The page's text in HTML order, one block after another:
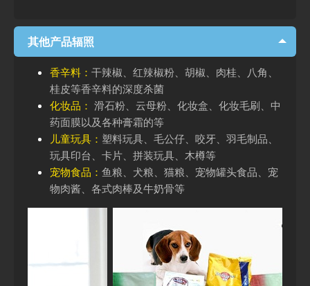
其他产品辐照
香辛料： 干辣椒、红辣椒粉、胡椒、肉桂、八角、
桂皮等香辛料的深度杀菌
化妆品： 滑石粉、云母粉、化妆盒、化妆毛刷、中
药面膜以及各种膏霜的等
儿童玩具： 塑料玩具、毛公仔、咬牙、羽毛制品、
玩具印台、卡片、拼装玩具、木樽等
宠物食品： 鱼粮、犬粮、猫粮、宠物罐头食品、宠
物肉酱、各式肉棒及牛奶骨等